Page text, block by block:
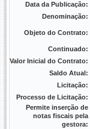
Data da Publicação:
Denominação:
Objeto do Contrato:
Continuado:
Valor Inicial do Contrato:
Saldo Atual:
Licitação:
Processo de Licitação:
Permite inserção de
notas fiscais pela
gestora: